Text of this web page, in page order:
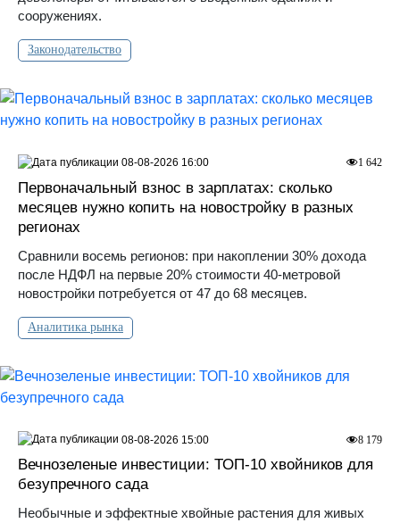
сооружениях.
Законодательство
Первоначальный взнос в зарплатах: сколько
месяцев нужно копить на новостройку в разных
регионах
Сравнили восемь регионов: при накоплении 30% дохода
после НДФЛ на первые 20% стоимости 40-метровой
новостройки потребуется от 47 до 68 месяцев.
Аналитика рынка
1 642
08-08-2026 16:00
Вечнозеленые инвестиции: ТОП-10 хвойников для
безупречного сада
Необычные и эффектные хвойные растения для живых
8 179
08-08-2026 15:00